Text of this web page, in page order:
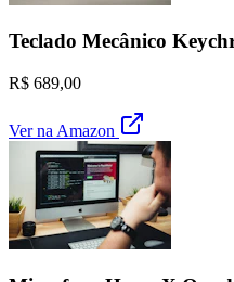
Teclado Mecânico
R$ 689,00
Ver na Amazon